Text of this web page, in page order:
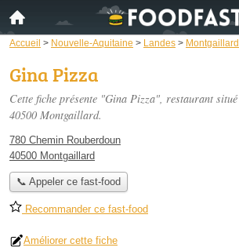
Accueil > Nouvelle-Aquitaine > Landes > Montgaillard
Gina Pizza
Cette fiche présente "Gina Pizza", restaurant situé
40500 Montgaillard.
780 Chemin Rouberdoun
40500 Montgaillard
📞 Appeler ce fast-food
Recommander ce fast-food
Améliorer cette fiche